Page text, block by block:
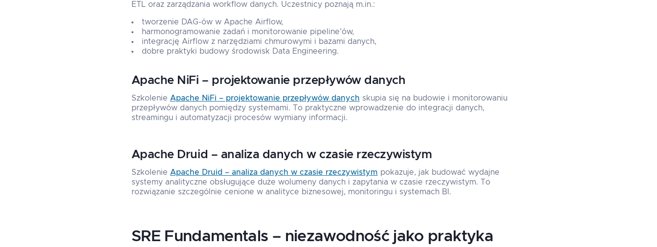
ETL oraz zarządzania workflow danych. Uczestnicy poznają m.in.:
tworzenie DAG-ów w Apache Airflow,
harmonogramowanie zadań i monitorowanie pipeline’ów,
integrację Airflow z narzędziami chmurowymi i bazami danych,
dobre praktyki budowy środowisk Data Engineering.
Apache NiFi – projektowanie przepływów danych
Szkolenie Apache NiFi – projektowanie przepływów danych skupia się na budowie i monitorowaniu
przepływów danych pomiędzy systemami. To praktyczne wprowadzenie do integracji danych,
streamingu i automatyzacji procesów wymiany informacji.
Apache Druid – analiza danych w czasie rzeczywistym
Szkolenie Apache Druid – analiza danych w czasie rzeczywistym pokazuje, jak budować wydajne
systemy analityczne obsługujące duże wolumeny danych i zapytania w czasie rzeczywistym. To
rozwiązanie szczególnie cenione w analityce biznesowej, monitoringu i systemach BI.
SRE Fundamentals – niezawodność jako praktyka